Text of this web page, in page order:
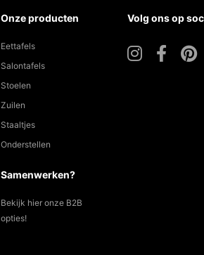
Onze producten
Eettafels
Salontafels
Stoelen
Zuilen
Staaltjes
Onderstellen
Samenwerken?
Bekijk hier onze B2B
opties!
Volg ons op